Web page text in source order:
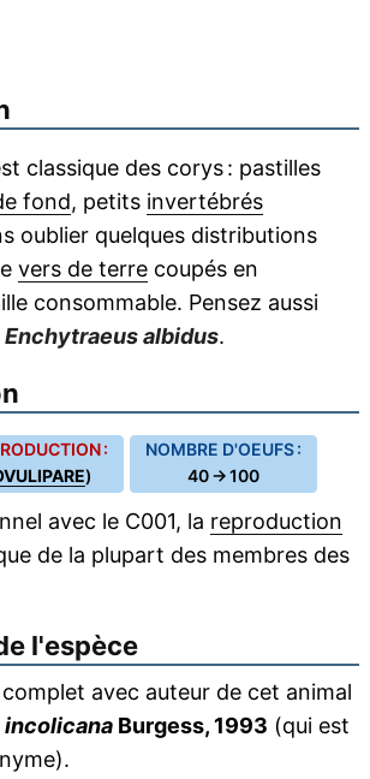
classique des corys : pastilles
fond, petits invertébrés
oublier quelques distributions
vers de terrecoupés en
consommable. Pensez aussi
Enchytraeus albidus.
:
)
NOMBRE D'OEUFS :
40 → 100
avec le C001, la reproduction
de la plupart des membres des
l'espèce
avec auteur de cet animal
incolicanaBurgess, 1993 (qui est